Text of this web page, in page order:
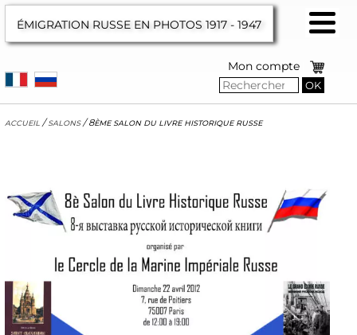
ÉMIGRATION RUSSE EN PHOTOS1917 - 1947
Mon compte
OK
accueil/salons/8ème salon du livre historique russe